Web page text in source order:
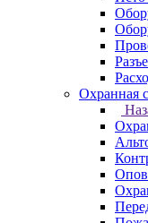
Охранная